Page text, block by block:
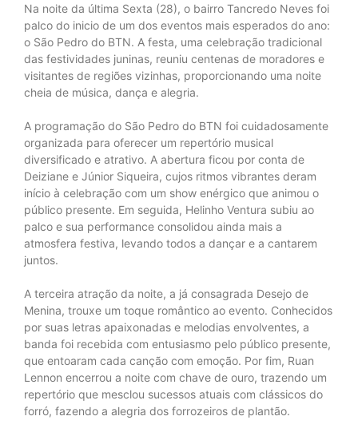
Na noite da última Sexta (28), o bairro Tancredo Neves foi
palco do inicio de um dos eventos mais esperados do ano:
o São Pedro do BTN. A festa, uma celebração tradicional
das festividades juninas, reuniu centenas de moradores e
visitantes de regiões vizinhas, proporcionando uma noite
cheia de música, dança e alegria.
A programação do São Pedro do BTN foi cuidadosamente
organizada para oferecer um repertório musical
diversificado e atrativo. A abertura ficou por conta de
Deiziane e Júnior Siqueira, cujos ritmos vibrantes deram
início à celebração com um show enérgico que animou o
público presente. Em seguida, Helinho Ventura subiu ao
palco e sua performance consolidou ainda mais a
atmosfera festiva, levando todos a dançar e a cantarem
juntos.
A terceira atração da noite, a já consagrada Desejo de
Menina, trouxe um toque romântico ao evento. Conhecidos
por suas letras apaixonadas e melodias envolventes, a
banda foi recebida com entusiasmo pelo público presente,
que entoaram cada canção com emoção. Por fim, Ruan
Lennon encerrou a noite com chave de ouro, trazendo um
repertório que mesclou sucessos atuais com clássicos do
forró, fazendo a alegria dos forrozeiros de plantão.